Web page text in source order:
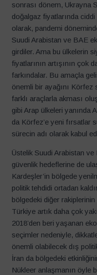
sonrası dönem, Ukrayna
doğalgaz fiyatlarında
olarak, pandemi
Suudi Arabistan ve BAE
girdiler. Ama bu ülkelerin
fiyatlarının artışının çok
farkındalar. Bu amaçla
önemli bir ayağını
farklı araçlarla akması
gibi Arap ülkeleri yanında
da Körfez’e yeni fırsatlar
sürecin adı olarak kabul
Üstelik Suudi Arabistan
güvenlik hedeflerine de
Kardeşler’in bölgede
politik tehdidi ortadan
bölgedeki diğer
Türkiye artık daha çok
2018’den beri yaşanan
seçimler nedeniyle,
önemli olabilecek dış
İran da bölgedeki
Nükleer anlaşmanın öyle